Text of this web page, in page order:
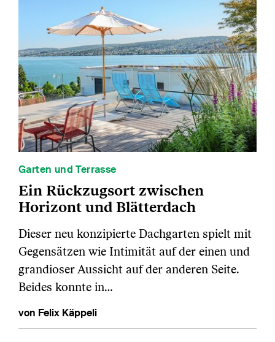
Garten und Terrasse
Ein Rückzugsort zwischen
Horizont und Blätterdach
Dieser neu konzipierte Dachgarten spielt mit
Gegensätzen wie Intimität auf der einen und
grandioser Aussicht auf der anderen Seite.
Beides konnte in…
von Felix Käppeli